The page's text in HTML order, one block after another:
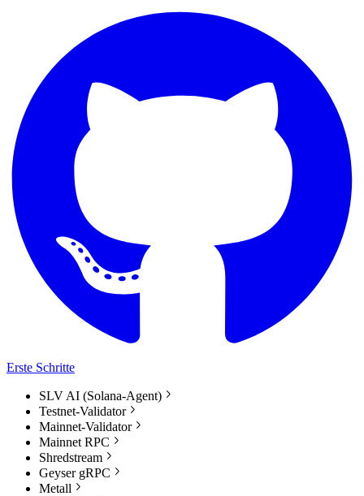
Erste Schritte
SLV AI (Solana-Agent)
Testnet-Validator
Mainnet-Validator
Mainnet RPC
Shredstream
Geyser gRPC
Metall